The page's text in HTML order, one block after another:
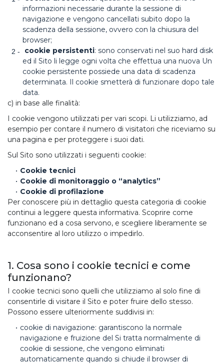
informazioni necessarie durante la sessione di
navigazione e vengono cancellati subito dopo la
scadenza della sessione, ovvero con la chiusura del
browser;
cookie persistenti: sono conservati nel suo hard disk
ed il Sito li legge ogni volta che effettua una nuova Un
cookie persistente possiede una data di scadenza
determinata. Il cookie smetterà di funzionare dopo tale
data.
c) in base alle finalità:
I cookie vengono utilizzati per vari scopi. Li utilizziamo, ad
esempio per contare il numero di visitatori che riceviamo su
una pagina e per proteggere i suoi dati.
Sul Sito sono utilizzati i seguenti cookie:
Cookie tecnici
Cookie di monitoraggio o “analytics”
Cookie di profilazione
Per conoscere più in dettaglio questa categoria di cookie
continui a leggere questa informativa. Scoprire come
funzionano ed a cosa servono, e scegliere liberamente se
acconsentire al loro utilizzo o impedirlo.
1. Cosa sono i cookie tecnici e come
funzionano?
I cookie tecnici sono quelli che utilizziamo al solo fine di
consentirle di visitare il Sito e poter fruire dello stesso.
Possono essere ulteriormente suddivisi in:
cookie di navigazione: garantiscono la normale
navigazione e fruizione del Si tratta normalmente di
cookie di sessione, che vengono eliminati
automaticamente quando si chiude il browser di